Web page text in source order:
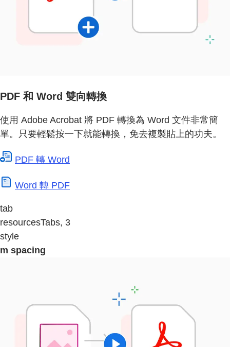
PDF 和 Word 雙向轉換
使用 Adobe Acrobat 將 PDF 轉換為 Word 文件非常簡
單。只要輕鬆按一下就能轉換，免去複製貼上的功夫。
PDF 轉 Word
Word 轉 PDF
tab
resourcesTabs, 3
style
m spacing